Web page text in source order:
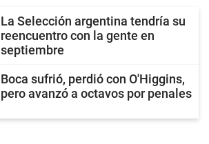
La Selección argentina tendría su
reencuentro con la gente en
septiembre
Boca sufrió, perdió con O'Higgins,
pero avanzó a octavos por penales